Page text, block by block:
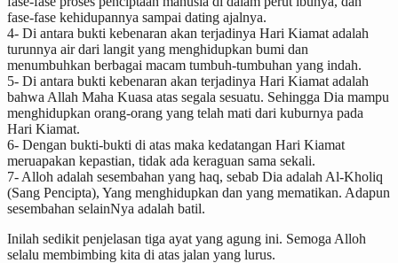
fase-fase kehidupannya sampai dating ajalnya.
4- Di antara bukti kebenaran akan terjadinya Hari Kiamat adalah
turunnya air dari langit yang menghidupkan bumi dan
menumbuhkan berbagai macam tumbuh-tumbuhan yang indah.
5- Di antara bukti kebenaran akan terjadinya Hari Kiamat adalah
bahwa Allah Maha Kuasa atas segala sesuatu. Sehingga Dia mampu
menghidupkan orang-orang yang telah mati dari kuburnya pada
Hari Kiamat.
6- Dengan bukti-bukti di atas maka kedatangan Hari Kiamat
meruapakan kepastian, tidak ada keraguan sama sekali.
7- Alloh adalah sesembahan yang haq, sebab Dia adalah Al-Kholiq
(Sang Pencipta), Yang menghidupkan dan yang mematikan. Adapun
sesembahan selainNya adalah batil.
Inilah sedikit penjelasan tiga ayat yang agung ini. Semoga Alloh
selalu membimbing kita di atas jalan yang lurus.